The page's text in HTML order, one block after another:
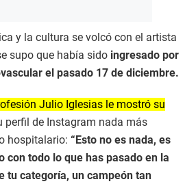
y la cultura se volcó con el artista
supo que había sido ingresado por
el pasado 17 de diciembre.
Julio Iglesias le mostró su
perfil de Instagram nada más
hospitalario: “Esto no es nada, es
con todo lo que has pasado en la
tu categoría, un campeón tan